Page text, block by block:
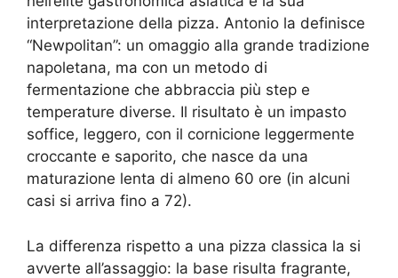
interpretazione della pizza. Antonio la definisce
“Newpolitan”: un omaggio alla grande tradizione
napoletana, ma con un metodo di
fermentazione che abbraccia più step e
temperature diverse. Il risultato è un impasto
soffice, leggero, con il cornicione leggermente
croccante e saporito, che nasce da una
maturazione lenta di almeno 60 ore (in alcuni
casi si arriva fino a 72).
La differenza rispetto a una pizza classica la si
avverte all’assaggio: la base risulta fragrante,